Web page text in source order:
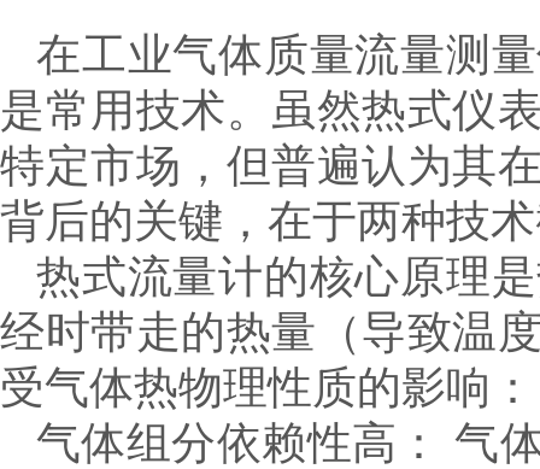
在工业气体质量流量测
是常用技术。虽然热式仪
特定市场，但普遍认为其
背后的关键，在于两种技
热式流量计的核心原理
经时带走的热量（导致温
受气体热物理性质的影响：
气体组分依赖性高： 气